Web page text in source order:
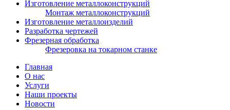
Изготовление металлоконструкций
Монтаж металлоконструкций
Изготовление металлоизделий
Разработка чертежей
Фрезерная обработка
Фрезеровка на токарном станке
Главная
О нас
Услуги
Наши проекты
Новости